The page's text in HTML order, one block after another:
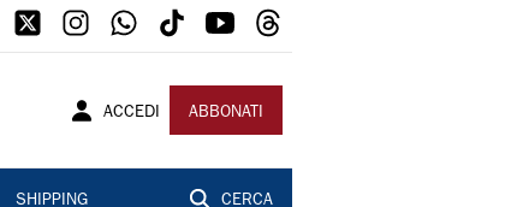
ACCEDI ABBONATI
SHIPPING CERCA